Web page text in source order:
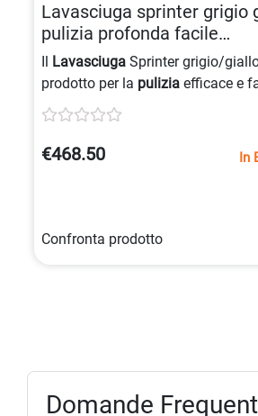
Lavasciuga sprinter grigio
pulizia profonda facile
8013298120000
Il Lavasciuga Sprinter grigio/
prodotto per la pulizia efficace e
usare, dotato di
aspirazionepotente, ideale per
sporco in profondità senza
€468.50 In
Confronta prodotto
Domande